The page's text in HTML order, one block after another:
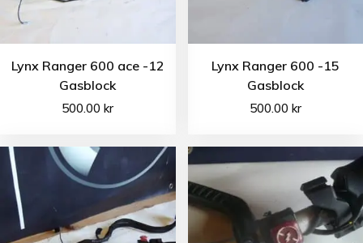
Lynx Ranger 600 ace -12
Gasblock
500.00kr
Lynx Ranger 600 -15
Gasblock
500.00 kr